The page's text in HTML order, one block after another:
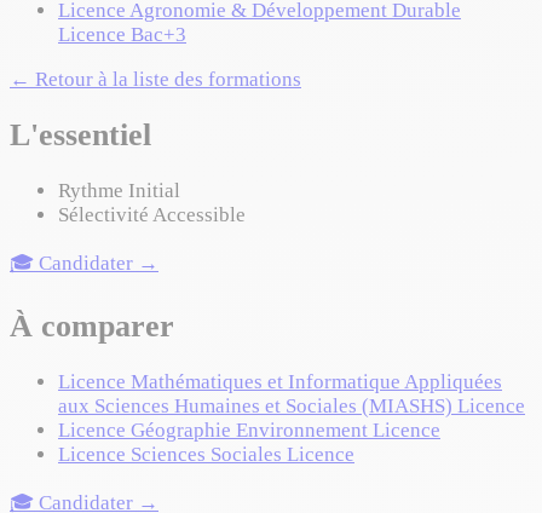
Licence Agronomie & Développement Durable
Licence Bac+3
← Retour à la liste des formations
L'essentiel
Rythme Initial
Sélectivité Accessible
🎓 Candidater →
À comparer
Licence Mathématiques et Informatique Appliquées
aux Sciences Humaines et Sociales (MIASHS) Licence
Licence Géographie Environnement Licence
Licence Sciences Sociales Licence
🎓 Candidater →